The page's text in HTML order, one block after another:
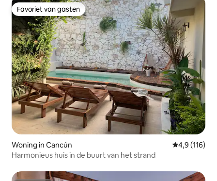
Favoriet van gasten
Favoriet van gasten
Woning in Cancún Gemiddelde
4,9 (116)
Harmonieus huis in de buurt van het strand